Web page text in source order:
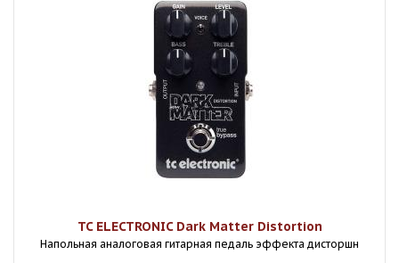
TC ELECTRONIC Dark Matter Distortion
Напольная аналоговая гитарная педаль эффекта дисторшн